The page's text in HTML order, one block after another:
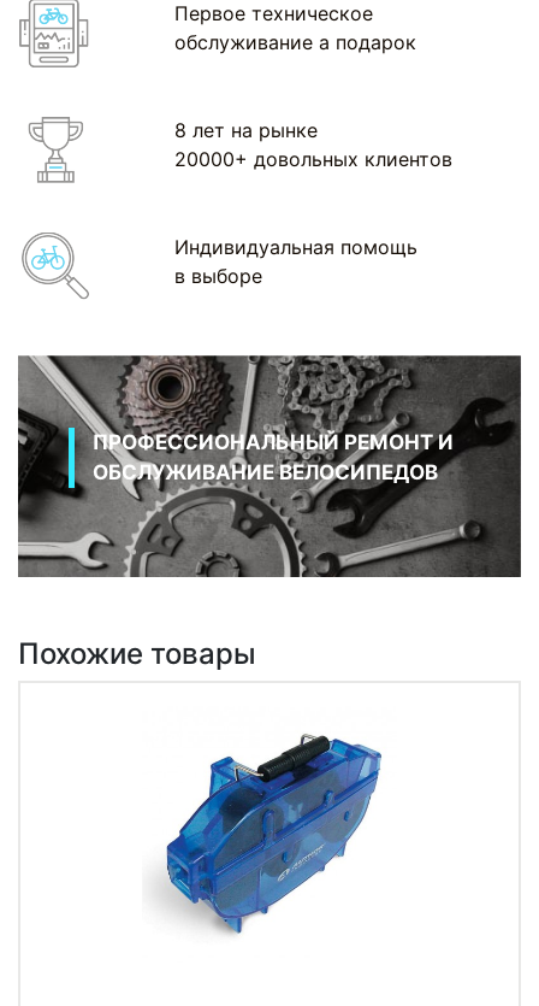
Первое техническое
обслуживание а подарок
8 лет на рынке
20000+ довольных клиентов
Индивидуальная помощь
в выборе
ПРОФЕССИОНАЛЬНЫЙ РЕМОНТ И
ОБСЛУЖИВАНИЕ ВЕЛОСИПЕДОВ
Похожие товары